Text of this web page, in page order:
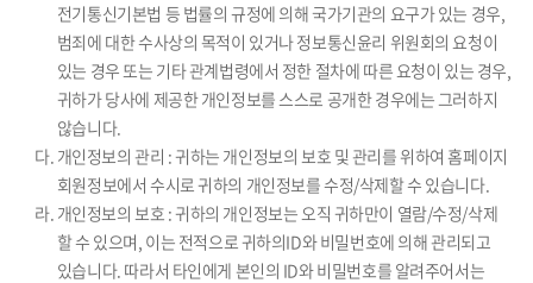
전기통신기본법 등 법률의 규정에 의해 국가기관의 요구가 있는 경우,
범죄에 대한 수사상의 목적이 있거나 정보통신윤리 위원회의 요청이
있는 경우 또는 기타 관계법령에서 정한 절차에 따른 요청이 있는 경우,
귀하가 당사에 제공한 개인정보를 스스로 공개한 경우에는 그러하지
않습니다.
다. 개인정보의 관리 : 귀하는 개인정보의 보호 및 관리를 위하여 홈페이지
회원정보에서 수시로 귀하의 개인정보를 수정/삭제할 수 있습니다.
라. 개인정보의 보호 : 귀하의 개인정보는 오직 귀하만이 열람/수정/삭제
할 수 있으며, 이는 전적으로 귀하의ID와 비밀번호에 의해 관리되고
있습니다. 따라서 타인에게 본인의 ID와 비밀번호를 알려주어서는